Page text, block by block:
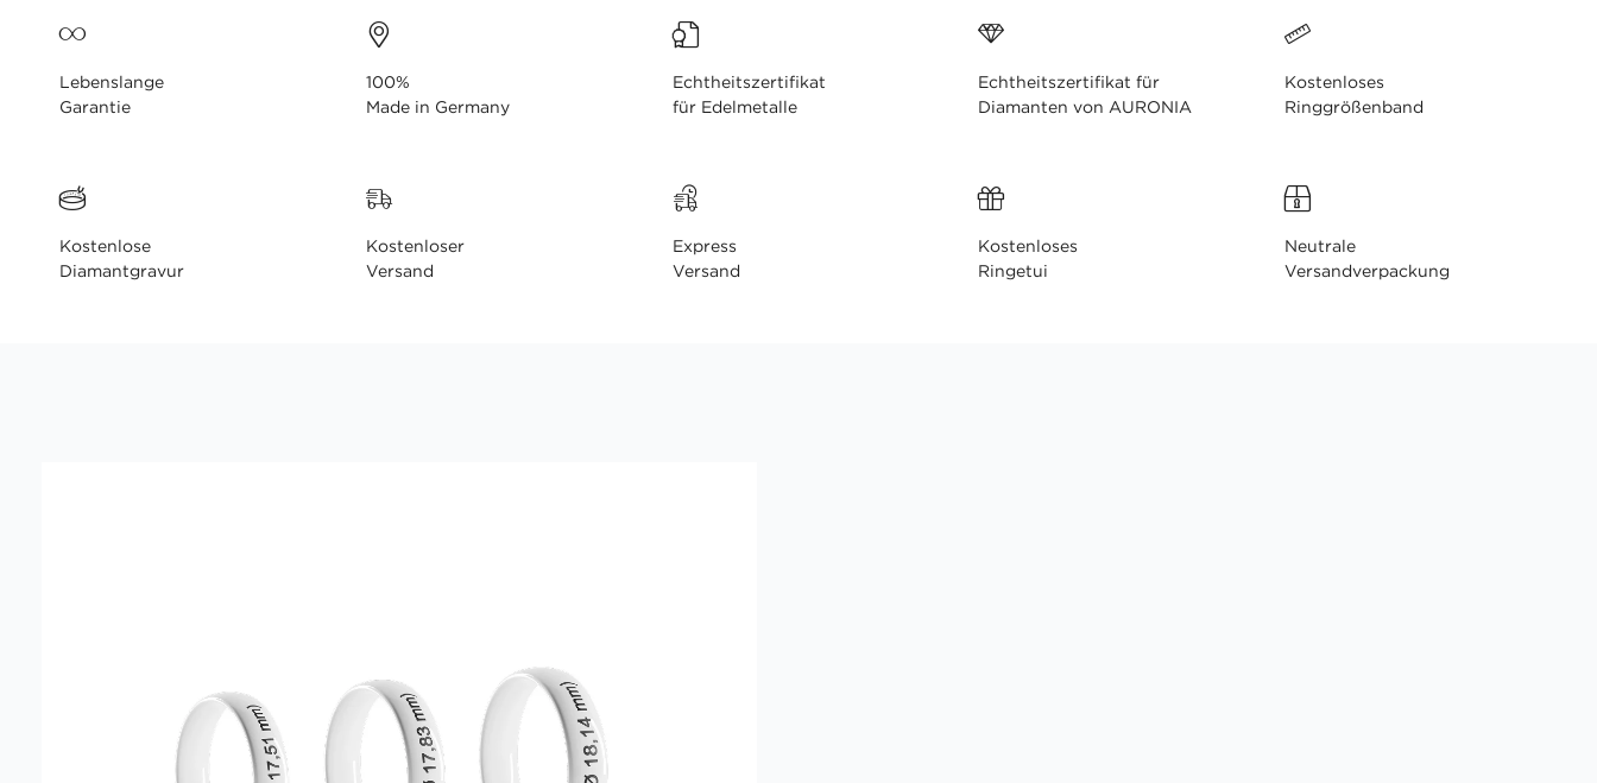
Lebenslange
Garantie
100%
Made in Germany
Echtheitszertifikat
für Edelmetalle
Echtheitszertifikat für
Diamanten von AURONIA
Kostenloses
Ringgrößenband
Kostenlose
Diamantgravur
Kostenloser
Versand
Express
Versand
Kostenloses
Ringetui
Neutrale
Versandverpackung